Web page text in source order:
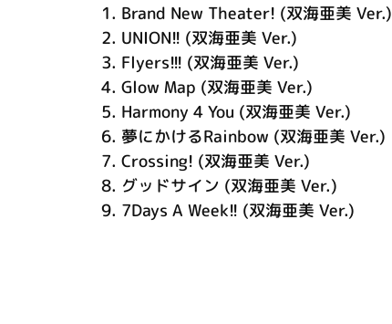
1. Brand New Theater! (双海亜美 Ver.)
2. UNION!! (双海亜美 Ver.)
3. Flyers!!! (双海亜美 Ver.)
4. Glow Map (双海亜美 Ver.)
5. Harmony 4 You (双海亜美 Ver.)
6. 夢にかけるRainbow (双海亜美 Ver.)
7. Crossing! (双海亜美 Ver.)
8. グッドサイン (双海亜美 Ver.)
9. 7Days A Week!! (双海亜美 Ver.)